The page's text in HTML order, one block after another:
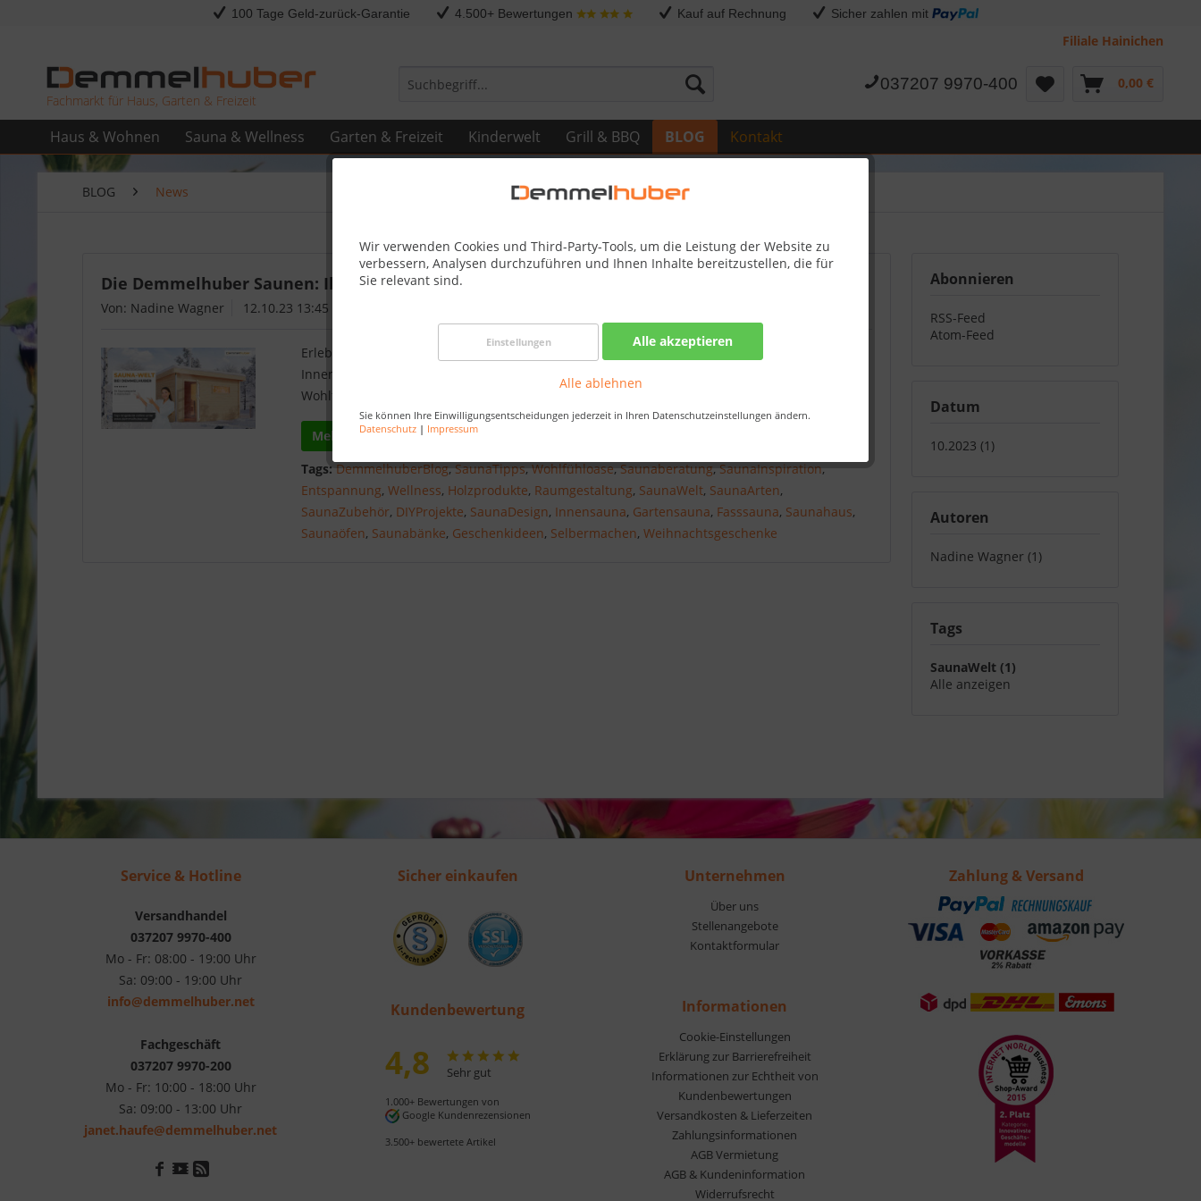
100 Tage Geld-zurück-Garantie 4.500+ Bewertungen Kauf auf Rechnung Sicher zahlen mit
Filiale Hainichen
Fachmarkt für Haus, Garten & Freizeit
037207 9970-400 0,00 €
Haus & Wohnen Sauna & Wellness Garten & Freizeit Kinderwelt Grill & BBQ BLOG Kontakt
Wir verwenden Cookies und Third-Party-Tools, um die Leistung der Website zu
verbessern, Analysen durchzuführen und Ihnen Inhalte bereitzustellen, die für
Sie relevant sind.
Einstellungen Alle akzeptieren
Alle ablehnen
Sie können Ihre Einwilligungsentscheidungen jederzeit in Ihren Datenschutzeinstellungen ändern.
Datenschutz | Impressum
BLOG News
Abonnieren
RSS-Feed
Atom-Feed
Datum
10.2023 (1)
Autoren
Nadine Wagner (1)
Tags
SaunaWelt (1)
Alle anzeigen
Die Demmelhuber Saunen: Ihr Schlüssel zur Entspannung
Von: Nadine Wagner 12.10.23 13:45
Erleben Sie ultimative Entspannung mit Demmelhuber Saunen - Kaufen Sie hochwertige
Innensaunen, Gartensaunen, Fasssaunen und Saunazubehör, um Ihre persönliche
Wohlfühloase zu schaffen.
Mehr lesen
Tags: DemmelhuberBlog,SaunaTipps,Wohlfühloase,Saunaberatung,SaunaInspiration,
Entspannung,Wellness, Holzprodukte, Raumgestaltung, SaunaWelt, SaunaArten,
SaunaZubehör, DIYProjekte, SaunaDesign, Innensauna, Gartensauna, Fasssauna, Saunahaus,
Saunaöfen, Saunabänke, Geschenkideen, Selbermachen,Weihnachtsgeschenke
Service & Hotline
Versandhandel
037207 9970-400
Mo - Fr: 08:00 - 19:00 Uhr
Sa: 09:00 - 19:00 Uhr
info@demmelhuber.net
Fachgeschäft
037207 9970-200
Mo - Fr: 10:00 - 18:00 Uhr
Sa: 09:00 - 13:00 Uhr
janet.haufe@demmelhuber.net
Sicher einkaufen
Kundenbewertung
4,8 Sehr gut
1.000+ Bewertungen von
Google Kundenrezensionen
3.500+ bewertete Artikel
Unternehmen
Über uns
Stellenangebote
Kontaktformular
Informationen
Cookie-Einstellungen
Erklärung zur Barrierefreiheit
Informationen zur Echtheit von
Kundenbewertungen
Versandkosten & Lieferzeiten
Zahlungsinformationen
AGB Vermietung
AGB & Kundeninformation
Widerrufsrecht
Zahlung & Versand